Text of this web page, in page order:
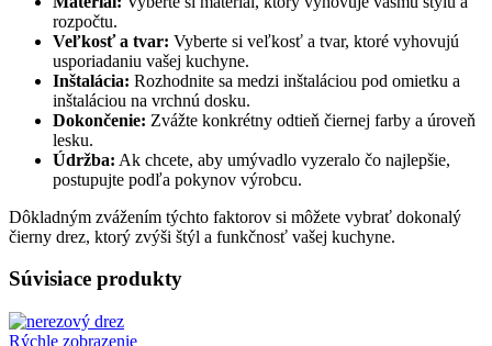
rozpočtu.
Veľkosť a tvar: Vyberte si veľkosť a tvar, ktoré vyhovujú
usporiadaniu vašej kuchyne.
Inštalácia: Rozhodnite sa medzi inštaláciou pod omietku a
inštaláciou na vrchnú dosku.
Dokončenie: Zvážte konkrétny odtieň čiernej farby a úroveň
lesku.
Údržba: Ak chcete, aby umývadlo vyzeralo čo najlepšie,
postupujte podľa pokynov výrobcu.
Dôkladným zvážením týchto faktorov si môžete vybrať dokonalý
čierny drez, ktorý zvýši štýl a funkčnosť vašej kuchyne.
Súvisiace produkty
Rýchle zobrazenie